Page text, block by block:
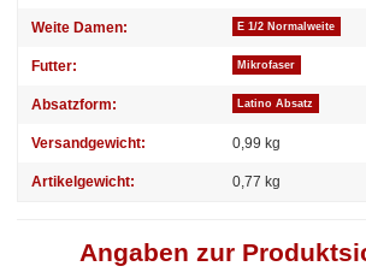
Weite Damen: E 1/2 Normalweite
Futter: Mikrofaser
Absatzform: Latino Absatz
Versandgewicht: 0,99 kg
Artikelgewicht: 0,77 kg
Angaben zur